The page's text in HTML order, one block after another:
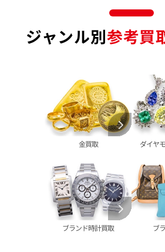
金のブレスレット 買取
金のブローチ 買取
金歯 買取
金貨･銀貨 買取
大判･小判 買取
イエローゴールド 買取
ホワイトゴールド 買取
金コンビ 買取
プラチナ 買取
プラチナインゴット 買取
Pt1000 買取
オパール 買取
パライバトルマリン 買取
パール 買取
ルイ･ヴィトン 買取
カルティエ 買取
ハリー･ウィンストン 買取
ヴァンクリーフ&
アーペル 買取
グッチ 買取
ブシュロン 買取
ショーメ 買取
買取可能な商品をもっと見る
フィリップ 買取
エルメス 買取
シャネル 買取
オメガ 買取
タグ・ホイヤー 買取
ブレゲ 買取
ブライトリング
ヴァシュロン・コンスタンタ
A. ランゲ&
ジャンル別参考買
金買取 ダイヤ
ブランド時計買取 ブ